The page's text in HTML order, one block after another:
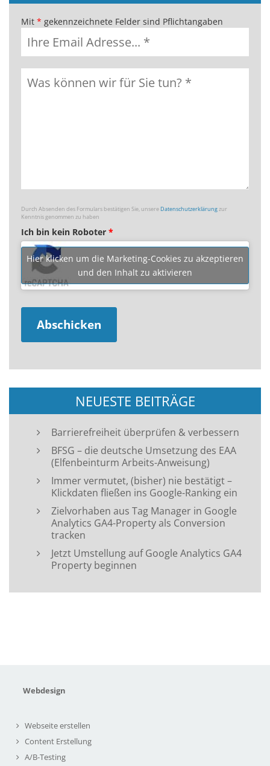
Mit * gekennzeichnete Felder sind Pflichtangaben
Durch Absenden des Formulars bestätigen Sie, unsereDatenschutzerklärungzur
Kenntnis genommen zu haben
Ich bin kein Roboter *
Hier klicken um die Marketing-Cookies zu akzeptieren
und den Inhalt zu aktivieren
NEUESTE BEITRÄGE
Barrierefreiheit überprüfen & verbessern
BFSG – die deutsche Umsetzung des EAA
(Elfenbeinturm Arbeits-Anweisung)
Immer vermutet, (bisher) nie bestätigt –
Klickdaten fließen ins Google-Ranking ein
Zielvorhaben aus Tag Manager in Google
Analytics GA4-Property als Conversion
tracken
Jetzt Umstellung auf Google Analytics GA4
Property beginnen
Webdesign
Webseite erstellen
Content Erstellung
A/B-Testing